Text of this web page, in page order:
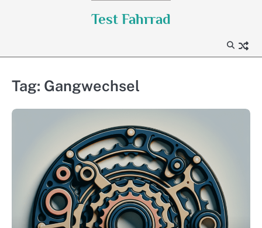
Test Fahrrad
Tag: Gangwechsel